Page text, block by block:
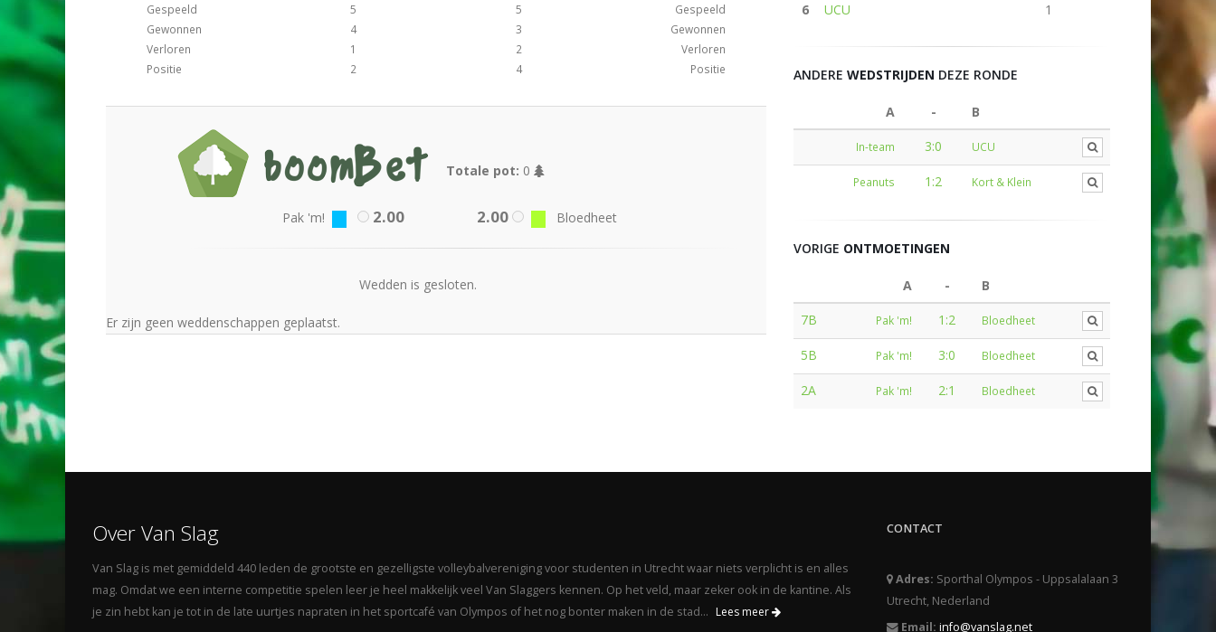
Gespeeld
Gewonnen
Verloren
Positie
5
4
1
2
5
3
2
4
Gespeeld
Gewonnen
Verloren
Positie
Totale pot: 0
Pak 'm! 2.00 2.00 Bloedheet
Wedden is gesloten.
Er zijn geen weddenschappen geplaatst.
6
UCU 1
ANDERE WEDSTRIJDEN DEZE RONDE
A - B
In-team 3:0 UCU
Peanuts 1:2 Kort & Klein
VORIGE ONTMOETINGEN
A -
B
7B
Pak 'm! 1:2 Bloedheet
5B Pak 'm! 3:0 Bloedheet
2A Pak 'm! 2:1 Bloedheet
Over Van Slag
Van Slag is met gemiddeld 440 leden de grootste en gezelligste volleybalvereniging voor studenten in Utrecht waar niets verplicht is en alles
mag. Omdat we een interne competitie spelen leer je heel makkelijk veel Van Slaggers kennen. Op het veld, maar zeker ook in de kantine. Als
je zin hebt kan je tot in de late uurtjes napraten in het sportcafé van Olympos of het nog bonter maken in de stad... Lees meer
CONTACT
Adres: Sporthal Olympos - Uppsalalaan 3
Utrecht, Nederland
Email: info@vanslag.net